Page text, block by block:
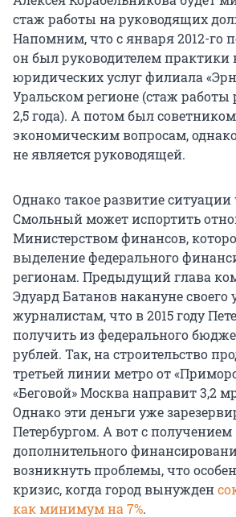
стаж работы на руководящих
Напомним, что с января 2012-го
он был руководителем практики
юридических услуг филиала
Уральском регионе (стаж работы
2,5 года). А потом был
экономическим вопросам,
не является руководящей.
Однако такое развитие ситуации
Смольный может испортить
Министерством финансов,
выделение федерального
регионам. Предыдущий глава
Эдуард Батанов накануне своего
журналистам, что в 2015 году
получить из федерального
рублей. Так, на строительство
третьей линии метро от
«Беговой» Москва направит 3,2
Однако эти деньги уже
Петербургом. А вот с получением
дополнительного
возникнуть проблемы, что
кризис, когда город вынужден
как минимум на 7%.